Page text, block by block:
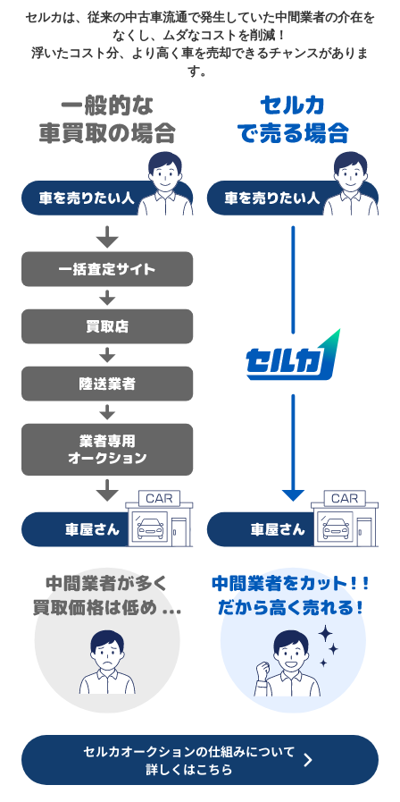
セルカは、従来の中古車流通で発生していた中間業者の介在を
なくし、ムダなコストを削減！
浮いたコスト分、より高く車を売却できるチャンスがありま
す。
セルカオークションの仕組みについて
詳しくはこちら